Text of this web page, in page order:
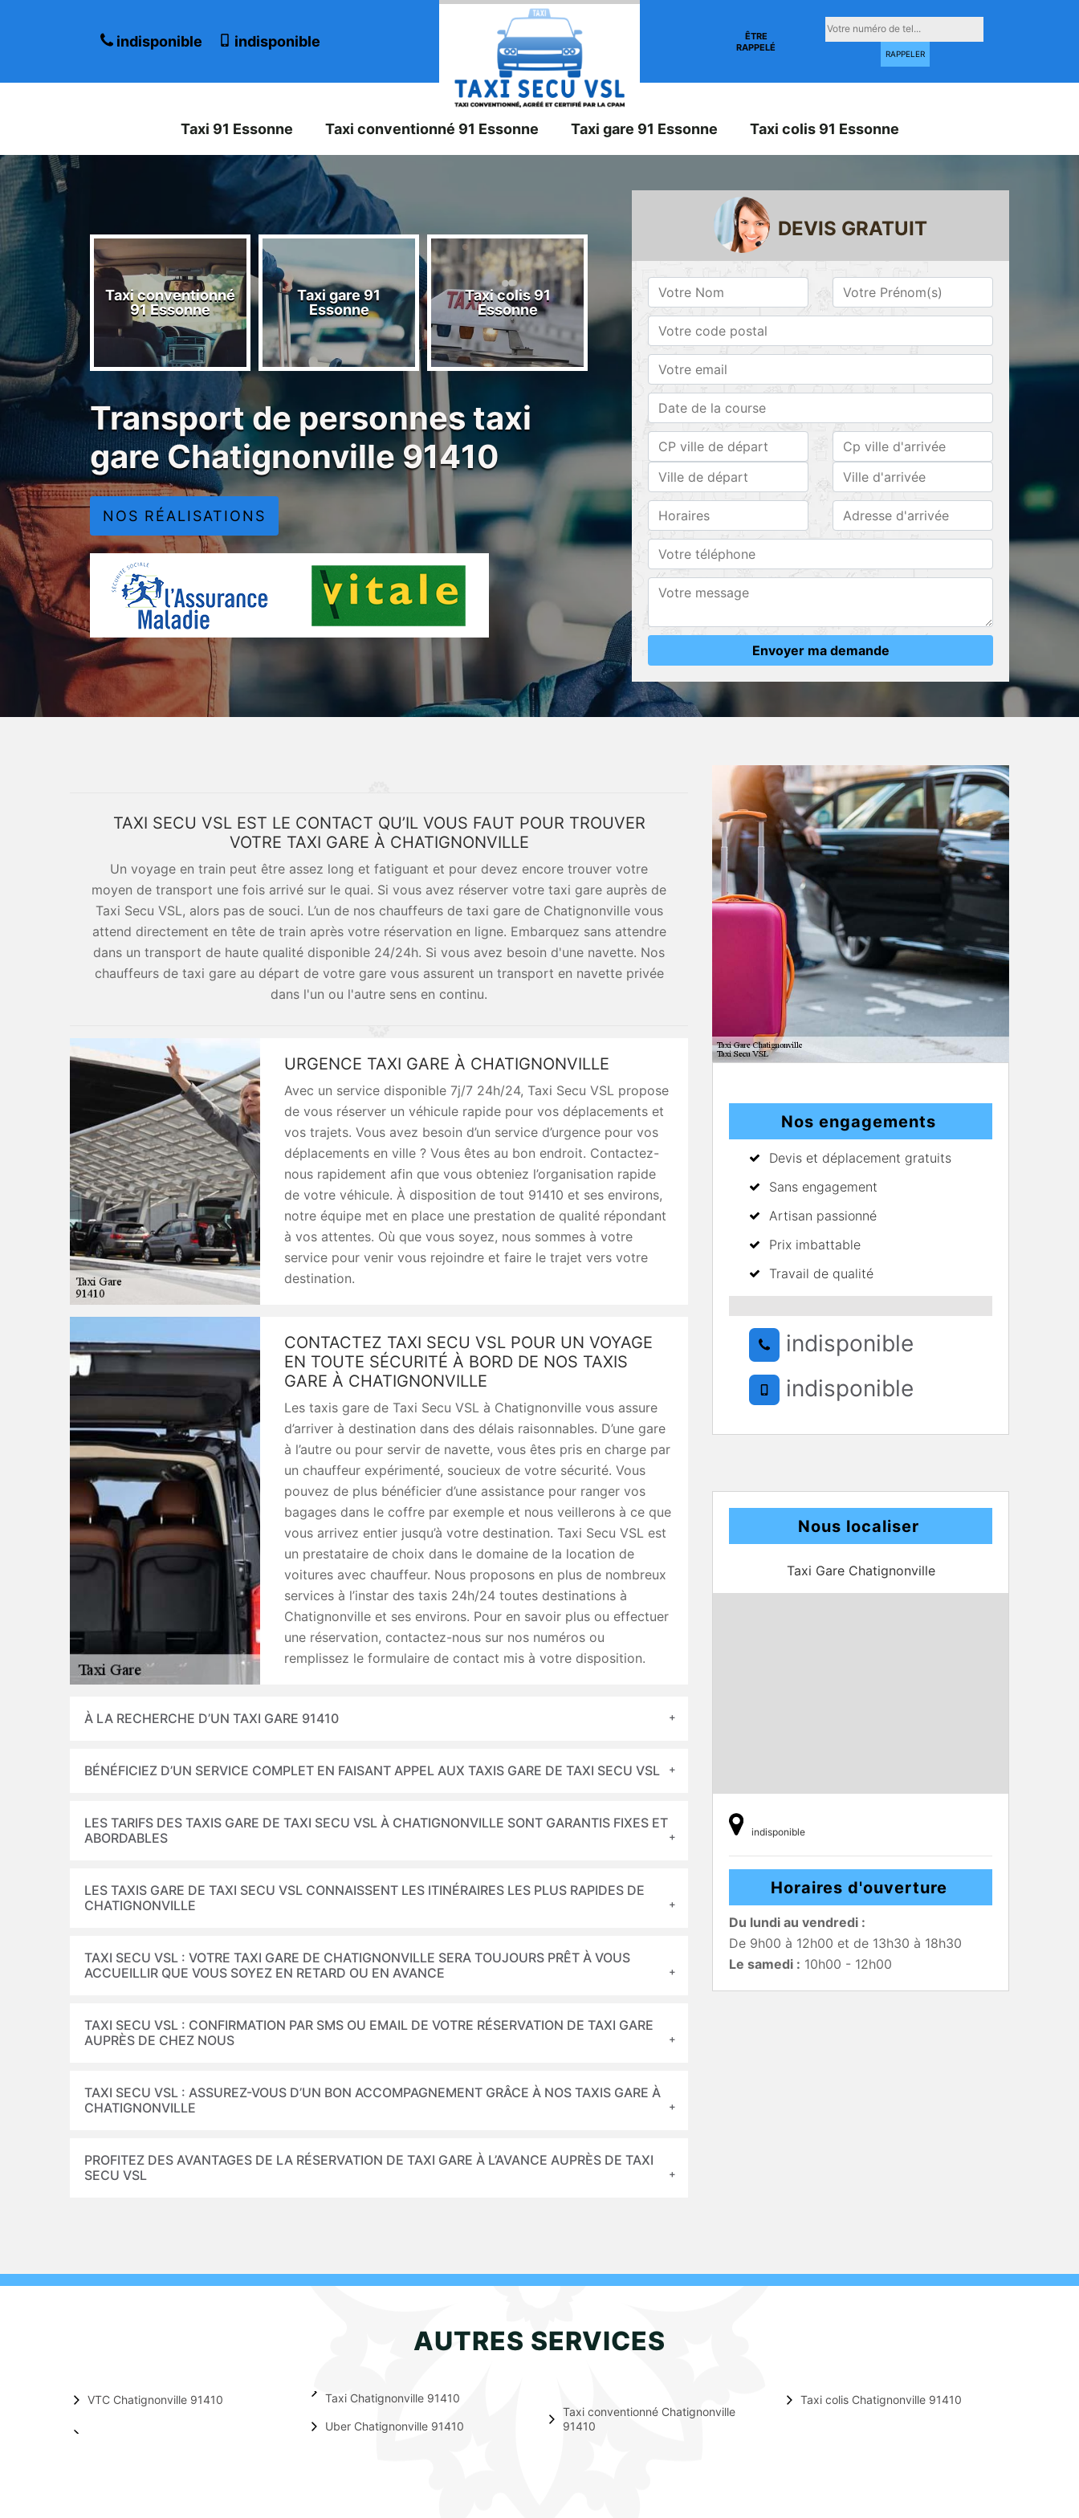
indisponible indisponible
ÊTRE
RAPPELÉ
Taxi 91 Essonne Taxi conventionné 91 Essonne Taxi gare 91 Essonne Taxi colis 91 Essonne
Taxi conventionné
91 Essonne
Taxi gare 91
Essonne
Taxi colis 91
Essonne
Taxi 91 Essonne
Taxi conventionné
91 Essonne
Essonne
Transport de personnes taxi
gare Chatignonville 91410
NOS RÉALISATIONS
DEVIS GRATUIT
TAXI SECU VSL EST LE CONTACT QU’IL VOUS FAUT POUR TROUVER
VOTRE TAXI GARE À CHATIGNONVILLE
Un voyage en train peut être assez long et fatiguant et pour devez encore trouver votre
moyen de transport une fois arrivé sur le quai. Si vous avez réserver votre taxi gare auprès de
Taxi Secu VSL, alors pas de souci. L’un de nos chauffeurs de taxi gare de Chatignonville vous
attend directement en tête de train après votre réservation en ligne. Embarquez sans attendre
dans un transport de haute qualité disponible 24/24h. Si vous avez besoin d'une navette. Nos
chauffeurs de taxi gare au départ de votre gare vous assurent un transport en navette privée
dans l'un ou l'autre sens en continu.
URGENCE TAXI GARE À CHATIGNONVILLE
Avec un service disponible 7j/7 24h/24, Taxi Secu VSL propose
de vous réserver un véhicule rapide pour vos déplacements et
vos trajets. Vous avez besoin d’un service d’urgence pour vos
déplacements en ville ? Vous êtes au bon endroit. Contactez-
nous rapidement afin que vous obteniez l’organisation rapide
de votre véhicule. À disposition de tout 91410 et ses environs,
notre équipe met en place une prestation de qualité répondant
à vos attentes. Où que vous soyez, nous sommes à votre
service pour venir vous rejoindre et faire le trajet vers votre
destination.
CONTACTEZ TAXI SECU VSL POUR UN VOYAGE
EN TOUTE SÉCURITÉ À BORD DE NOS TAXIS
GARE À CHATIGNONVILLE
Les taxis gare de Taxi Secu VSL à Chatignonville vous assure
d’arriver à destination dans des délais raisonnables. D’une gare
à l’autre ou pour servir de navette, vous êtes pris en charge par
un chauffeur expérimenté, soucieux de votre sécurité. Vous
pouvez de plus bénéficier d’une assistance pour ranger vos
bagages dans le coffre par exemple et nous veillerons à ce que
vous arrivez entier jusqu’à votre destination. Taxi Secu VSL est
un prestataire de choix dans le domaine de la location de
voitures avec chauffeur. Nous proposons en plus de nombreux
services à l’instar des taxis 24h/24 toutes destinations à
Chatignonville et ses environs. Pour en savoir plus ou effectuer
une réservation, contactez-nous sur nos numéros ou
remplissez le formulaire de contact mis à votre disposition.
À LA RECHERCHE D’UN TAXI GARE 91410
BÉNÉFICIEZ D’UN SERVICE COMPLET EN FAISANT APPEL AUX TAXIS GARE DE TAXI SECU VSL
LES TARIFS DES TAXIS GARE DE TAXI SECU VSL À CHATIGNONVILLE SONT GARANTIS FIXES ET
ABORDABLES
LES TAXIS GARE DE TAXI SECU VSL CONNAISSENT LES ITINÉRAIRES LES PLUS RAPIDES DE
CHATIGNONVILLE
TAXI SECU VSL : VOTRE TAXI GARE DE CHATIGNONVILLE SERA TOUJOURS PRÊT À VOUS
ACCUEILLIR QUE VOUS SOYEZ EN RETARD OU EN AVANCE
TAXI SECU VSL : CONFIRMATION PAR SMS OU EMAIL DE VOTRE RÉSERVATION DE TAXI GARE
AUPRÈS DE CHEZ NOUS
TAXI SECU VSL : ASSUREZ-VOUS D’UN BON ACCOMPAGNEMENT GRÂCE À NOS TAXIS GARE À
CHATIGNONVILLE
PROFITEZ DES AVANTAGES DE LA RÉSERVATION DE TAXI GARE À L’AVANCE AUPRÈS DE TAXI
SECU VSL
Nos engagements
Devis et déplacement gratuits
Sans engagement
Artisan passionné
Prix imbattable
Travail de qualité
indisponible
indisponible
Nous localiser
Taxi Gare Chatignonville
indisponible
Horaires d'ouverture
Du lundi au vendredi :
De 9h00 à 12h00 et de 13h30 à 18h30
Le samedi : 10h00 - 12h00
AUTRES SERVICES
VTC Chatignonville 91410 Taxi Chatignonville 91410
Uber Chatignonville 91410
Taxi conventionné Chatignonville
91410
Taxi colis Chatignonville 91410